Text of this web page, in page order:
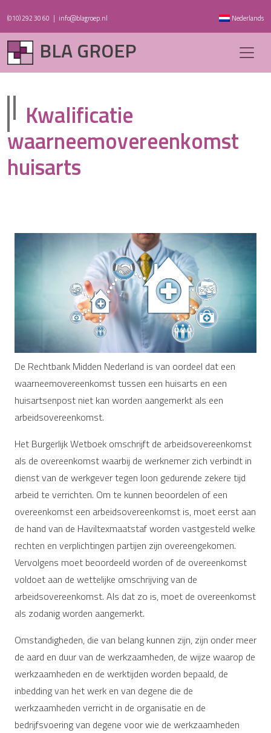
(010) 292 30 60 | info@blagroep.nl Nederlands
BLA GROEP
Kwalificatie
waarneemovereenkomst
huisarts
De Rechtbank Midden Nederland is van oordeel dat een
waarneemovereenkomst tussen een huisarts en een
huisartsenpost niet kan worden aangemerkt als een
arbeidsovereenkomst.
Het Burgerlijk Wetboek omschrijft de arbeidsovereenkomst
als de overeenkomst waarbij de werknemer zich verbindt in
dienst van de werkgever tegen loon gedurende zekere tijd
arbeid te verrichten. Om te kunnen beoordelen of een
overeenkomst een arbeidsovereenkomst is, moet eerst aan
de hand van de Haviltexmaatstaf worden vastgesteld welke
rechten en verplichtingen partijen zijn overeengekomen.
Vervolgens moet beoordeeld worden of de overeenkomst
voldoet aan de wettelijke omschrijving van de
arbeidsovereenkomst. Als dat zo is, moet de overeenkomst
als zodanig worden aangemerkt.
Omstandigheden, die van belang kunnen zijn, zijn onder meer
de aard en duur van de werkzaamheden, de wijze waarop de
werkzaamheden en de werktijden worden bepaald, de
inbedding van het werk en van degene die de
werkzaamheden verricht in de organisatie en de
bedrijfsvoering van degene voor wie de werkzaamheden